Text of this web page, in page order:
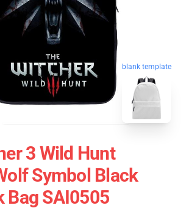
blank template
3 Wild Hunt
Symbol Black
Bag SAI0505